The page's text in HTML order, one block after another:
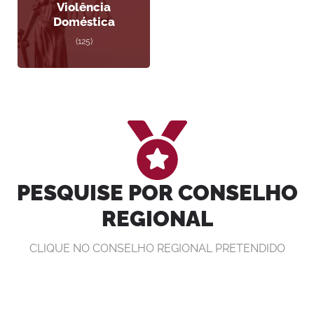
Violência
Doméstica
(125)
PESQUISE POR CONSELHO
REGIONAL
CLIQUE NO CONSELHO REGIONAL PRETENDIDO